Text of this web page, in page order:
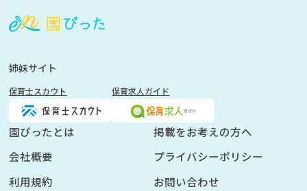
登
く
イ
ン
姉妹サイト
保育士スカウト 保育求人ガイド
園ぴったとは
掲載をお考えの方へ
会社概要
プライバシーポリシー
利用規約
お問い合わせ